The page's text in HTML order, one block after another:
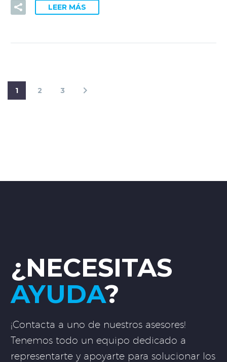
LEER MÁS
1 2 3
¿NECESITAS
AYUDA?
¡Contacta a uno de nuestros asesores!
Tenemos todo un equipo dedicado a
representarte y apoyarte para solucionar los